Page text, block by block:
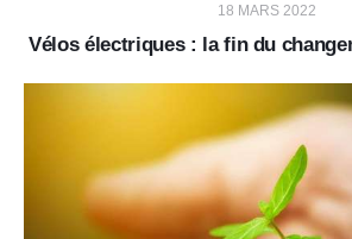
18 MARS 2022
Vélos électriques : la fin du